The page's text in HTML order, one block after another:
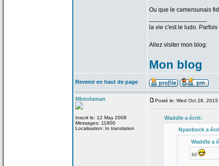
Ou que le camerounais
la vie c'est le ludo.
Allez visiter mon blog:
Mon blog
Revenir en haut de page
Mbindaman
Inscrit le: 12 May 2008
Messages: 11900
Localisation: In translation
Posté le: Wed Oct 28,
Waddle a écrit:
Nyanbock a
Waddle a
lol